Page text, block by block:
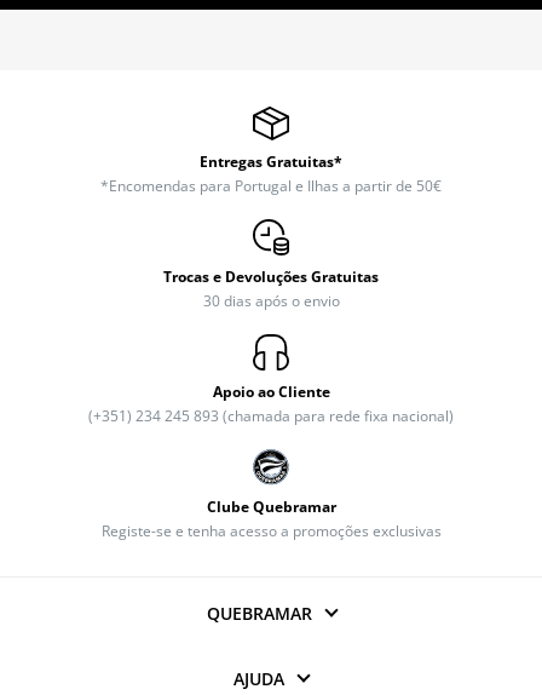
Entregas Gratuitas*
*Encomendas para Portugal e Ilhas a partir de 50€
Trocas e Devoluções Gratuitas
30 dias após o envio
Apoio ao Cliente
(+351) 234 245 893 (chamada para rede fixa nacional)
Clube Quebramar
Registe-se e tenha acesso a promoções exclusivas
QUEBRAMAR
AJUDA